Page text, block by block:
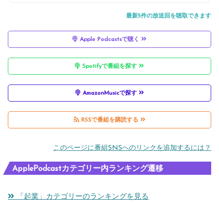
最新5件の放送回を聴取できます
Apple Podcastsで聴く
Spotifyで番組を探す
AmazonMusicで探す
RSSで番組を購読する
このページに番組SNSへのリンクを追加するには？
ApplePodcastカテゴリー内ランキング遷移
「起業」カテゴリーのランキングを見る